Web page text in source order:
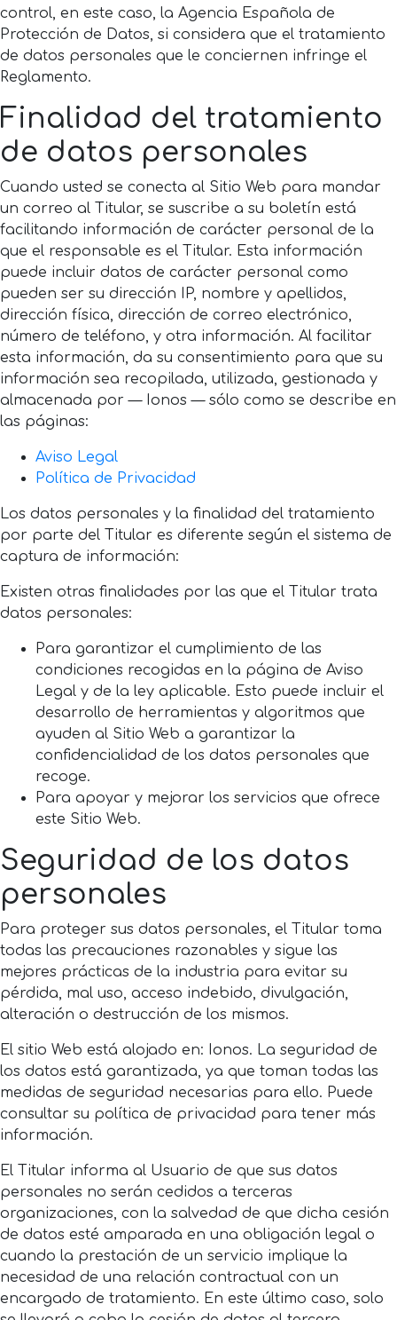
control, en este caso, la Agencia Española de
Protección de Datos, si considera que el tratamiento
de datos personales que le conciernen infringe el
Reglamento.
Finalidad del tratamiento
de datos personales
Cuando usted se conecta al Sitio Web para mandar
un correo al Titular, se suscribe a su boletín está
facilitando información de carácter personal de la
que el responsable es el Titular. Esta información
puede incluir datos de carácter personal como
pueden ser su dirección IP, nombre y apellidos,
dirección física, dirección de correo electrónico,
número de teléfono, y otra información. Al facilitar
esta información, da su consentimiento para que su
información sea recopilada, utilizada, gestionada y
almacenada por — Ionos — sólo como se describe en
las páginas:
Aviso Legal
Política de Privacidad
Los datos personales y la finalidad del tratamiento
por parte del Titular es diferente según el sistema de
captura de información:
Existen otras finalidades por las que el Titular trata
datos personales:
Para garantizar el cumplimiento de las
condiciones recogidas en la página de Aviso
Legal y de la ley aplicable. Esto puede incluir el
desarrollo de herramientas y algoritmos que
ayuden al Sitio Web a garantizar la
confidencialidad de los datos personales que
recoge.
Para apoyar y mejorar los servicios que ofrece
este Sitio Web.
Seguridad de los datos
personales
Para proteger sus datos personales, el Titular toma
todas las precauciones razonables y sigue las
mejores prácticas de la industria para evitar su
pérdida, mal uso, acceso indebido, divulgación,
alteración o destrucción de los mismos.
El sitio Web está alojado en: Ionos. La seguridad de
los datos está garantizada, ya que toman todas las
medidas de seguridad necesarias para ello. Puede
consultar su política de privacidad para tener más
información.
El Titular informa al Usuario de que sus datos
personales no serán cedidos a terceras
organizaciones, con la salvedad de que dicha cesión
de datos esté amparada en una obligación legal o
cuando la prestación de un servicio implique la
necesidad de una relación contractual con un
encargado de tratamiento. En este último caso, solo